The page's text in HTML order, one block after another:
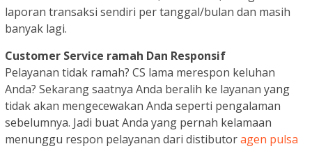
laporan transaksi sendiri per tanggal/bulan dan masih
banyak lagi.
Customer Service ramah Dan Responsif
Pelayanan tidak ramah? CS lama merespon keluhan
Anda? Sekarang saatnya Anda beralih ke layanan yang
tidak akan mengecewakan Anda seperti pengalaman
sebelumnya. Jadi buat Anda yang pernah kelamaan
menunggu respon pelayanan dari distibutoragen pulsa